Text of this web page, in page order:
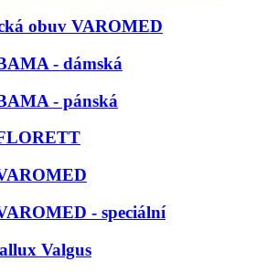
obuv VAROMED
- dámská
- pánská
- speciální
Valgus